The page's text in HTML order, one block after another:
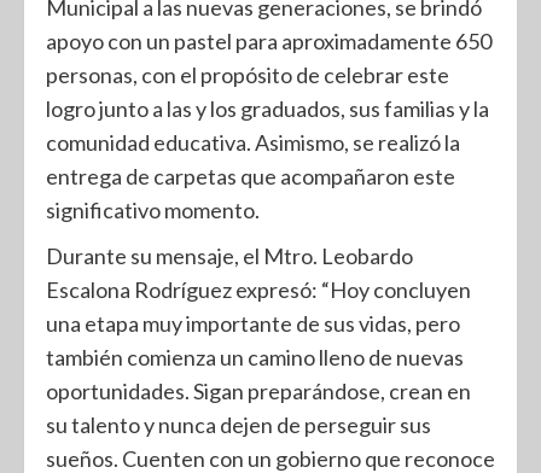
Municipal a las nuevas generaciones, se brindó
apoyo con un pastel para aproximadamente 650
personas, con el propósito de celebrar este
logro junto a las y los graduados, sus familias y la
comunidad educativa. Asimismo, se realizó la
entrega de carpetas que acompañaron este
significativo momento.
Durante su mensaje, el Mtro. Leobardo
Escalona Rodríguez expresó: “Hoy concluyen
una etapa muy importante de sus vidas, pero
también comienza un camino lleno de nuevas
oportunidades. Sigan preparándose, crean en
su talento y nunca dejen de perseguir sus
sueños. Cuenten con un gobierno que reconoce